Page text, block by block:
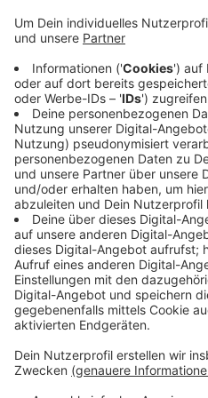
Freitag,
In der A-Kreisliga Coesfeld
durch einen 4:0 Erfolg
2 in der Tabelle oben dran.
SV Gescher 2 mit 3:0 und
unten etwas ab. Der SV
Sonntag Spitzenreiter der
Bösensell behauptet sich
Rinkerode.
Anzeige